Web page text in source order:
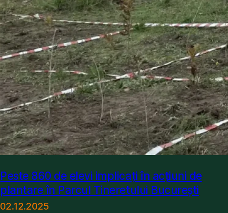
Peste 860 de elevi implicați în acțiuni de
plantare în Parcul Tineretului București
02.12.2025